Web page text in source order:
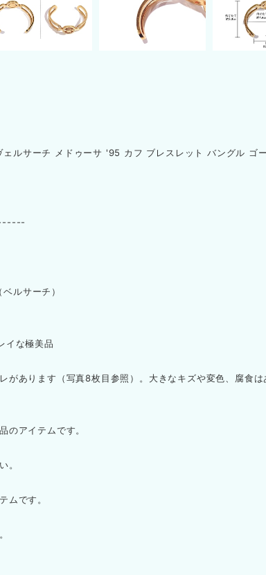
ェルサーチ メドゥーサ '95 カフ ブレスレット バングル ゴ
ルサーチ）
イな極美品
があります（写真8枚目参照）。大きなキズや変色、腐食
のアイテムです。
。
ムです。